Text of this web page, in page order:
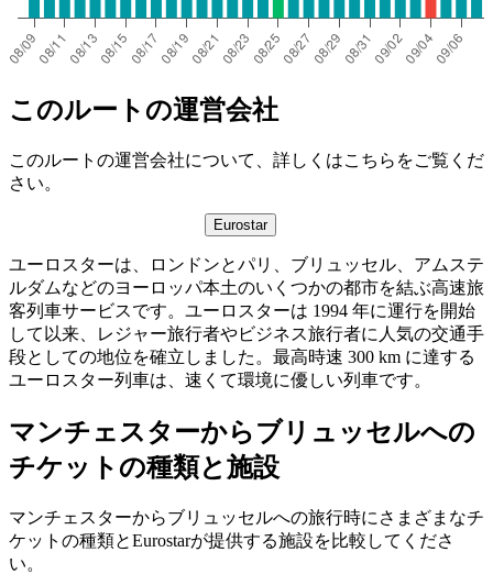
このルートの運営会社
このルートの運営会社について、詳しくはこちらをご覧くだ
さい。
Eurostar
ユーロスターは、ロンドンとパリ、ブリュッセル、アムステ
ルダムなどのヨーロッパ本土のいくつかの都市を結ぶ高速旅
客列車サービスです。ユーロスターは 1994 年に運行を開始
して以来、レジャー旅行者やビジネス旅行者に人気の交通手
段としての地位を確立しました。最高時速 300 km に達する
ユーロスター列車は、速くて環境に優しい列車です。
マンチェスターからブリュッセルへの
チケットの種類と施設
マンチェスターからブリュッセルへの旅行時にさまざまなチ
ケットの種類とEurostarが提供する施設を比較してくださ
い。